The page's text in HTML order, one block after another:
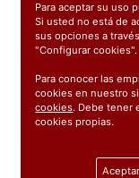
Para aceptar su uso
Si usted no está de
sus opciones a
"Configurar cookies".
Para conocer las
cookies en nuestro
cookies. Debe tener
cookies propias.